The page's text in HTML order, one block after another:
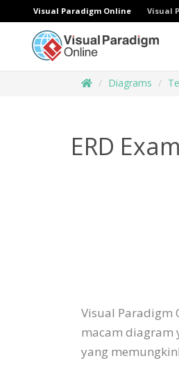
Visual Paradigm Online Visual
Diagrams
ERD
Visual Paradigm
macam diagram
yang